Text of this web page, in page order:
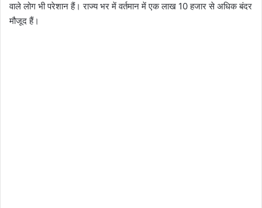
वाले लोग भी परेशान हैं। राज्य भर में वर्तमान में एक लाख 10 हजार से अधिक बंदर
मौजूद हैं।